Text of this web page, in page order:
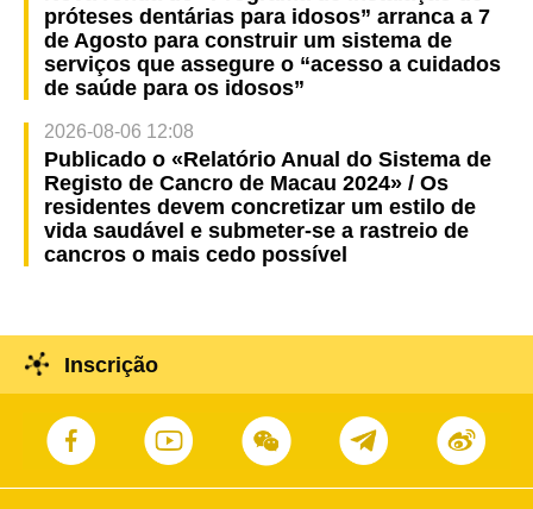
próteses dentárias para idosos” arranca a 7
de Agosto para construir um sistema de
serviços que assegure o “acesso a cuidados
de saúde para os idosos”
2026-08-06 12:08
Publicado o «Relatório Anual do Sistema de
Registo de Cancro de Macau 2024» / Os
residentes devem concretizar um estilo de
vida saudável e submeter-se a rastreio de
cancros o mais cedo possível
Inscrição